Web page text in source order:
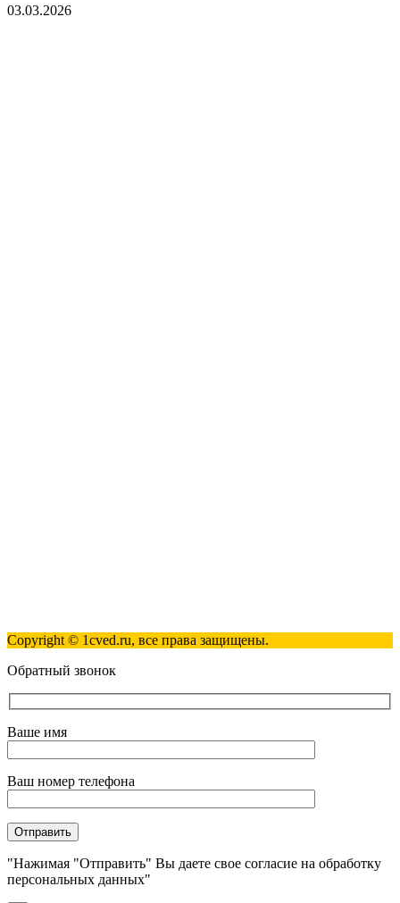
03.03.2026
Copyright © 1cved.ru, все права защищены.
Обратный звонок
Ваше имя
Ваш номер телефона
"Нажимая "Отправить" Вы даете свое согласие на обработку
персональных данных"